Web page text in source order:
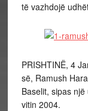
të vazhdojë
PRISHTINË, 4
së, Ramush
Baselit, sipas
vitin 2004.